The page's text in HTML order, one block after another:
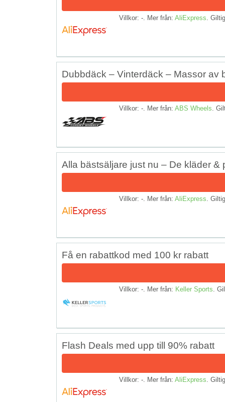
Villkor: -. Mer från: AliExpress .
Dubbdäck – Vinterdäck – Massor av
Villkor: -. Mer från: ABS Wheels .
Alla bästsäljare just nu – De kläder &
Villkor: -. Mer från: AliExpress .
Få en rabattkod med 100 kr rabatt
Villkor: -. Mer från: Keller Sports .
Flash Deals med upp till 90% rabatt
Villkor: -. Mer från: AliExpress .